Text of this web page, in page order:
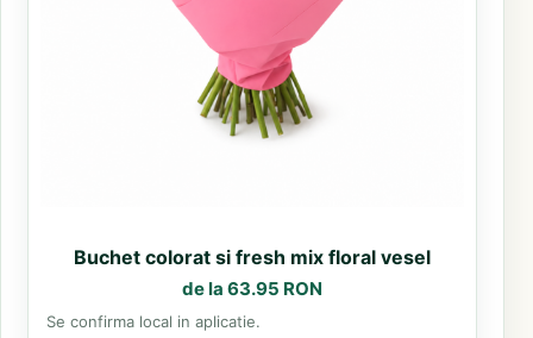
Buchet colorat si fresh mix floral vesel
de la 63.95 RON
Se confirma local in aplicatie.